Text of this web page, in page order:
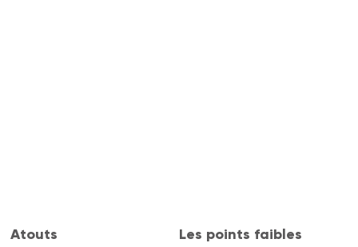
Atouts Les points faibles